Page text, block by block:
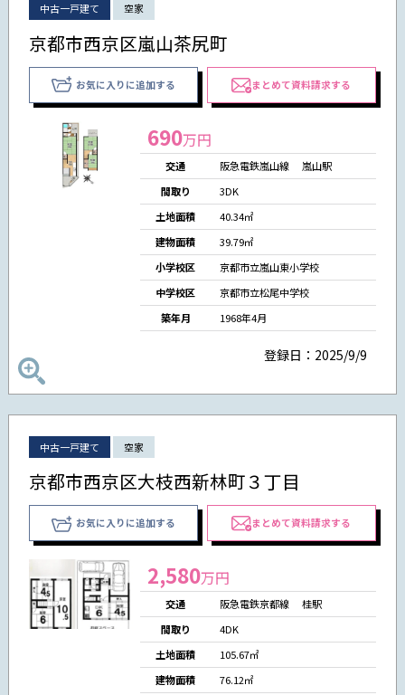
中古一戸建て 空家
京都市西京区嵐山茶尻町
お気に入りに追加する まとめて資料請求する
690万円
交通
阪急電鉄嵐山線 嵐山駅
間取り
3DK
土地面積
40.34㎡
建物面積
39.79㎡
小学校区
京都市立嵐山東小学校
中学校区
京都市立松尾中学校
築年月
1968年4月
登録日：2025/9/9
中古一戸建て 空家
京都市西京区大枝西新林町３丁目
お気に入りに追加する まとめて資料請求する
2,580万円
交通
阪急電鉄京都線 桂駅
間取り
4DK
土地面積
105.67㎡
建物面積
76.12㎡